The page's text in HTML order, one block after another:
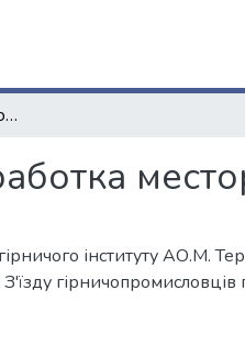
Инструменты для ручной работы [Разработка месторождений]
інституту АО.М.
гірничопромисловців